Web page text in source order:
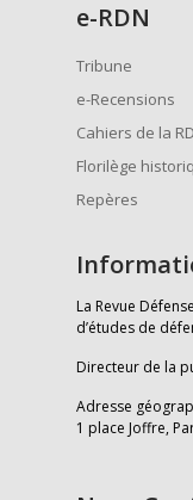
e-RDN
Tribune
e-Recensions
Cahiers de la
Florilège
Repères
La Revue
d’études de
Directeur de la
Adresse
1 place Joffre,